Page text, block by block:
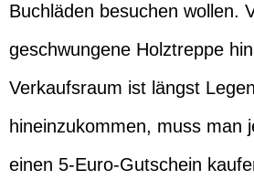
Buchläden besuchen wollen.
geschwungene Holztreppe
Verkaufsraum ist längst
hineinzukommen, muss man
einen 5-Euro-Gutschein